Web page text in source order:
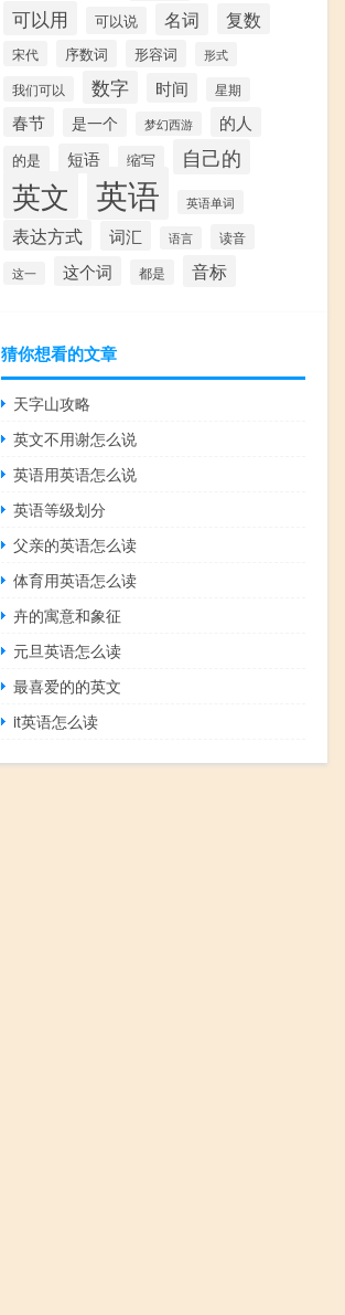
可以用 可以说 名词 复数
宋代 序数词 形容词 形式
我们可以 数字 时间 星期
春节 是一个 梦幻西游 的人
的是 短语 缩写 自己的
英文 英语 英语单词
表达方式 词汇 语言 读音
这一 这个词 都是 音标
猜你想看的文章
天字山攻略
英文不用谢怎么说
英语用英语怎么说
英语等级划分
父亲的英语怎么读
体育用英语怎么读
卉的寓意和象征
元旦英语怎么读
最喜爱的的英文
it英语怎么读